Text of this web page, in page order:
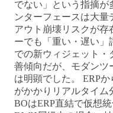
でない」という指摘が
ンターフェースは大量
アウト崩壊リスクが存
ーでも「重い・遅い」
での新ウィジェット・
善傾向だが、モダンツ
は明顕でした。 ERP
がかかりリアルタイム
BOはERP直結で仮想